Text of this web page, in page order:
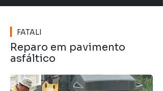
FATALI
Reparo em pavimento
asfáltico